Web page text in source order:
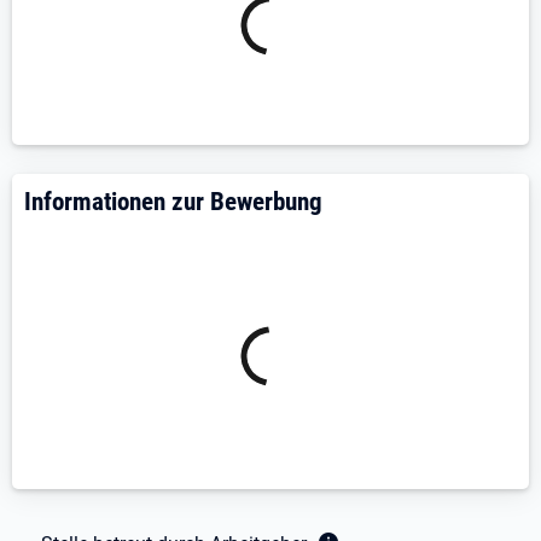
Sie prüfen Lieferantenangaben für
Komponentenhandbücher und achten auf
Projektbeteiligten und unterstützen das Projekt in
Sie arbeiten strukturiert, kommunikationsstark
Sie bringen eine erfolgreich abgeschlossene,
technische Ausbildung mit, vorzugsweise im
Energieerzeugung / Energieübertragung.
Informationen zur Bewerbung